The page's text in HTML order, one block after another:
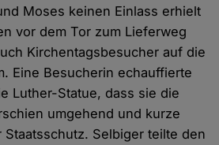
Moses keinen Einlass erhielt
vor dem Tor zum Lieferweg
Kirchentagsbesucher auf die
Eine Besucherin echauffierte
Luther-Statue, dass sie die
umgehend und kurze
Staatsschutz. Selbiger teilte den